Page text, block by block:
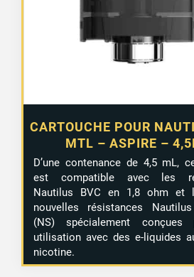
CARTOUCHE POUR
MTL – ASPIRE –
D’une contenance de 4,5 mL,
est compatible avec les
Nautilus BVC en 1,8 ohm et
nouvelles résistances
(NS) spécialement conçues
utilisation avec des e-liquides
nicotine.